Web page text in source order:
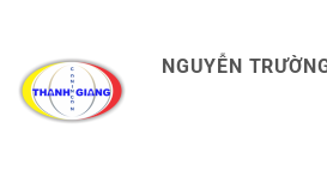
NGUYỄN